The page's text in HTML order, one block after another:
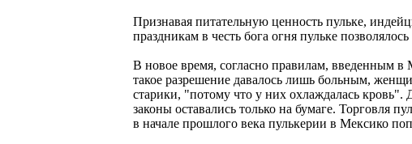
Признавая питательную ценность пульке,
праздникам в честь бога огня пульке
В новое время, согласно правилам, введенным в
такое разрешение давалось лишь больным,
старики, "потому что у них охлаждалась кровь".
законы оставались только на бумаге. Торговля
в начале прошлого века пулькерии в Мексико